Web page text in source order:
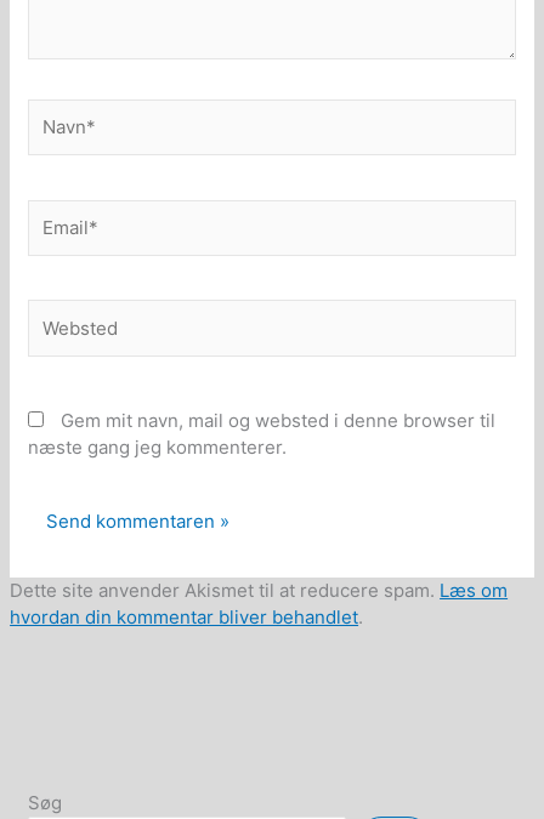
Gem mit navn, mail og websted i denne browser til
næste gang jeg kommenterer.
Dette site anvender Akismet til at reducere spam. Læs om
hvordan din kommentar bliver behandlet.
Søg